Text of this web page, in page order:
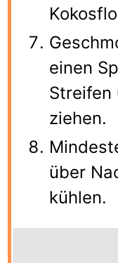
einen
Streifen
ziehen.
über
kühlen.